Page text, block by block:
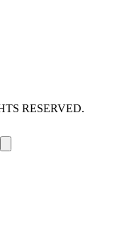
RESERVED.